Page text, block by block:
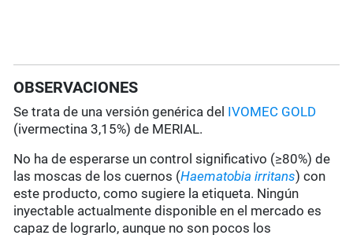
OBSERVACIONES
Se trata de una versión genérica del IVOMEC GOLD
(ivermectina 3,15%) de MERIAL.
No ha de esperarse un control significativo (≥80%) de
las moscas de los cuernos (Haematobia irritans) con
este producto, como sugiere la etiqueta. Ningún
inyectable actualmente disponible en el mercado es
capaz de lograrlo, aunque no son pocos los